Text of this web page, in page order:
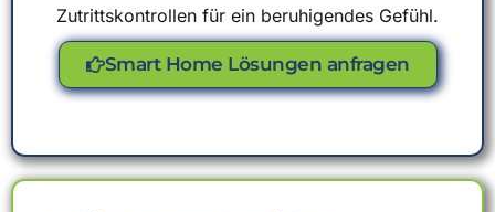
Zutrittskontrollen für ein beruhigendes Gefühl.
Smart Home Lösungen anfragen